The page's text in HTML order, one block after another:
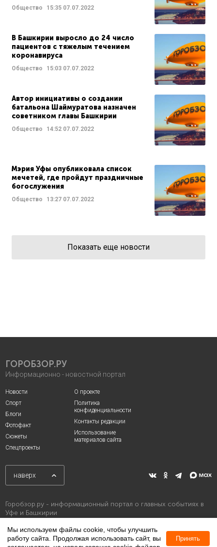
Общество 15:35 07.07.2022
В Башкирии выросло до 24 число
пациентов с тяжелым течением
коронавируса
Общество 15:03 07.07.2022
Автор инициативы о создании
батальона Шаймуратова назначен
советником главы Башкирии
Общество 14:52 07.07.2022
Мэрия Уфы опубликовала список
мечетей, где пройдут праздничные
богослужения
Общество 13:27 07.07.2022
Показать еще новости
ГОРОБЗОР.РУ
Информационно - новостной портал
Новости
Спорт
Блоги
Фотофакт
Сюжеты
Спецпроекты
О проекте
Политика
конфиденциальности
Контакты редакции
Использование
материалов сайта
наверх
Горобзор.ру - информационный портал о главных событиях в
Уфе и Башкирии
Мы используем файлы cookie, чтобы улучшить
работу сайта. Продолжая использовать сайт, вы
Принять